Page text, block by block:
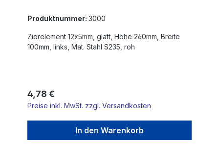
Produktnummer: 3000
Zierelement 12x5mm, glatt, Höhe 260mm, Breite
100mm, links, Mat. Stahl S235, roh
Regulärer Preis:
4,78 €
Preise inkl. MwSt. zzgl. Versandkosten
In den Warenkorb